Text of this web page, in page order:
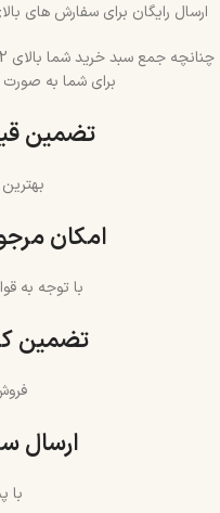
ارسال رایگان برای سفارش های بالای 2 میلیون و 500 هزار تومان(غیر
برای شما به
تضمین
امکان
با توجه به
تضمین
ارسال
با